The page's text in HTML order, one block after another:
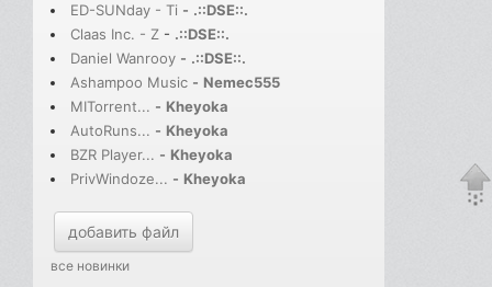
ED-SUNday - Ti - .::DSE::.
Claas Inc. - Z - .::DSE::.
Daniel Wanrooy - .::DSE::.
Ashampoo Music - Nemec555
MITorrent... - Kheyoka
AutoRuns... - Kheyoka
BZR Player... - Kheyoka
PrivWindoze... - Kheyoka
добавить файл
все новинки